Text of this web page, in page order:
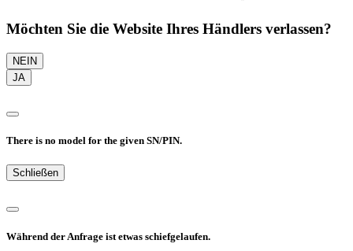
Möchten Sie die Website Ihres Händlers verlassen?
NEIN
JA
There is no model for the given SN/PIN.
Schließen
Während der Anfrage ist etwas schiefgelaufen.